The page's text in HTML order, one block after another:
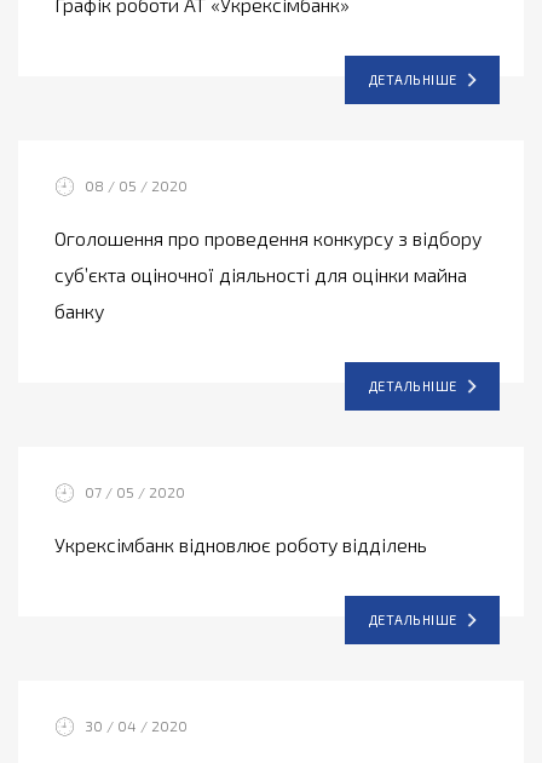
ДЕТАЛЬНІШЕ
08 / 05 / 2020
Оголошення про проведення конкурсу з відбору
суб’єкта оціночної діяльності для оцінки майна
банку
ДЕТАЛЬНІШЕ
07 / 05 / 2020
Укрексімбанк відновлює роботу відділень
ДЕТАЛЬНІШЕ
30 / 04 / 2020